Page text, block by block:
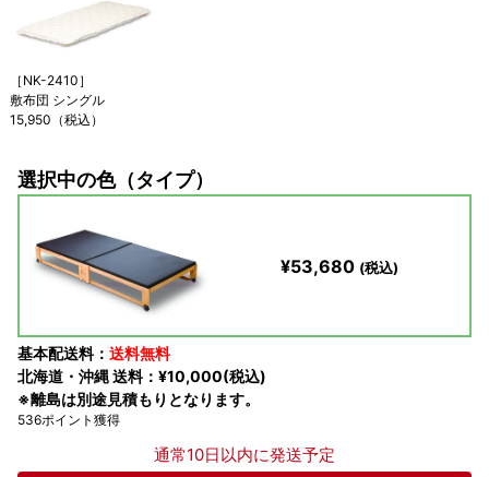
［NK-2410］
敷布団 シングル
15,950（税込）
選択中の色（タイプ）
¥53,680 (税込)
基本配送料： 送料無料
北海道・沖縄 送料：¥10,000(税込)
※離島は別途見積もりとなります。
536ポイント獲得
通常10日以内に発送予定